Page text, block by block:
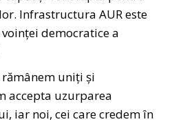
Infrastructura AUR este
democratice a
uniți și
accepta uzurparea
iar noi, cei care credem în